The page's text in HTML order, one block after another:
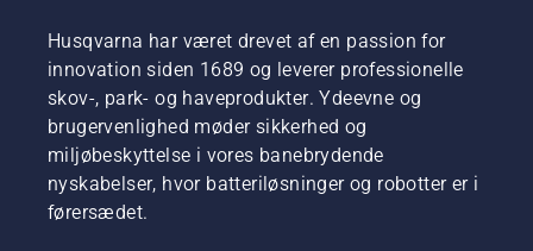
Husqvarna har været drevet af en passion for
innovation siden 1689 og leverer professionelle
skov-, park- og haveprodukter. Ydeevne og
brugervenlighed møder sikkerhed og
miljøbeskyttelse i vores banebrydende
nyskabelser, hvor batteriløsninger og robotter er i
førersædet.